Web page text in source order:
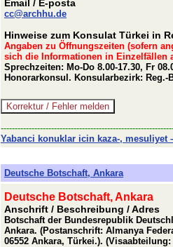
Email / E-posta
cc@archhu.de
Hinweise zum Konsulat Türkei in
Angaben zu Öffnungszeiten (sofern
sich die Informationen in Einzelfällen
Sprechzeiten: Mo-Do 8.00-17.30, Fr
Honorarkonsul. Konsularbezirk:
Yabanci konuklar icin kaza-, mesuliyet
Deutsche Botschaft, Ankara
Deutsche Botschaft, Ankara
Anschrift / Beschreibung / Adres
Botschaft der Bundesrepublik
Ankara. (Postanschrift: Almanya
06552 Ankara, Türkei.).